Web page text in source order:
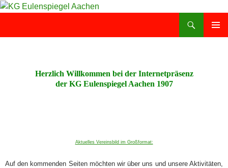
Zum
Herzlich Willkommen bei der Internetpräsenz
der KG Eulenspiegel Aachen 1907
Aktuelles Vereinsbild im Großformat:
Auf den kommenden Seiten möchten wir über uns und unsere Aktivitäten,